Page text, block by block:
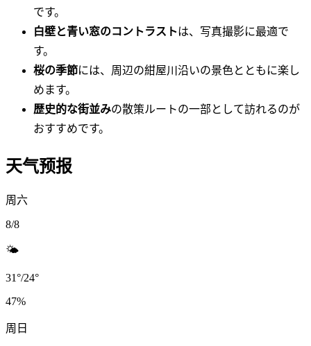
です。
白壁と青い窓のコントラストは、写真撮影に最適で
す。
桜の季節には、周辺の紺屋川沿いの景色とともに楽し
めます。
歴史的な街並みの散策ルートの一部として訪れるのが
おすすめです。
天气预报
周六
8/8
🌤️
31°/24°
47%
周日